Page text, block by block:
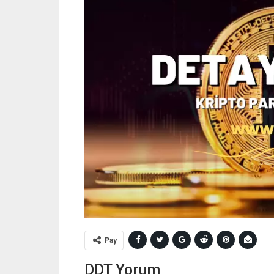
Pay
DDT Yorum